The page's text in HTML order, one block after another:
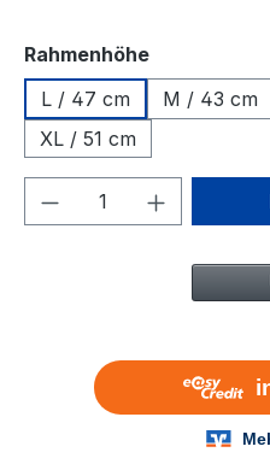
Rahmenhöheauswählen
L / 47 cm
M / 43 cm
XL / 51 cm
Produkt Anzahl: